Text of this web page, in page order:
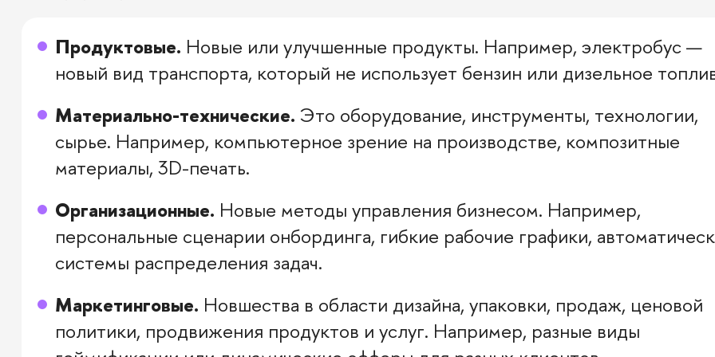
Продуктовые. Новые или улучшенные продукты. Например, электробус —
новый вид транспорта, который не использует бензин или дизельное
Материально-технические. Это оборудование, инструменты, технологии,
сырье. Например, компьютерное зрение на производстве, композитные
материалы, 3D-печать.
Организационные. Новые методы управления бизнесом. Например,
персональные сценарии онбординга, гибкие рабочие графики,
системы распределения задач.
Маркетинговые. Новшества в области дизайна, упаковки, продаж, ценовой
политики, продвижения продуктов и услуг. Например, разные виды